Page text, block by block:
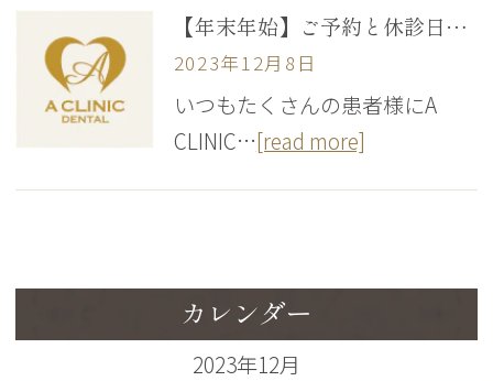
【年末年始】ご予約と休診日のお知らせ
2023年12月8日
いつもたくさんの患者様にA
CLINIC…[read more]
カレンダー
2023年12月